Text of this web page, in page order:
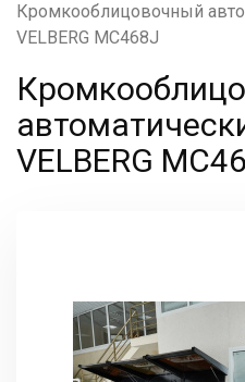
Кромкооблицовочный
VELBERG MC468J
VELBERG